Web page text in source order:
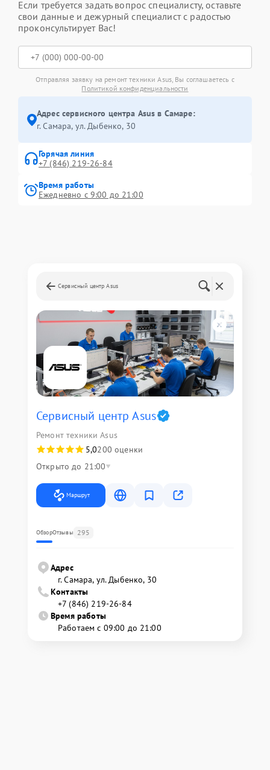
Если требуется задать вопрос специалисту, оставьте
свои данные и дежурный специалист с радостью
проконсультирует Вас!
Отправляя заявку на ремонт техники Asus, Вы соглашаетесь с
Политикой конфиденциальности
Адрес сервисного центра Asus в Самаре:
г. Самара, ул. Дыбенко, 30
Горячая линия
+7 (846) 219-26-84
Время работы
Ежедневно с 9:00 до 21:00
Сервисный центр Asus
Сервисный центр Asus
Ремонт техники Asus
5,0200 оценки
Открыто до 21:00
Маршрут
ОбзорОтзывы 295
Адрес
г. Самара, ул. Дыбенко, 30
Контакты
+7 (846) 219-26-84
Время работы
Работаем с 09:00 до 21:00